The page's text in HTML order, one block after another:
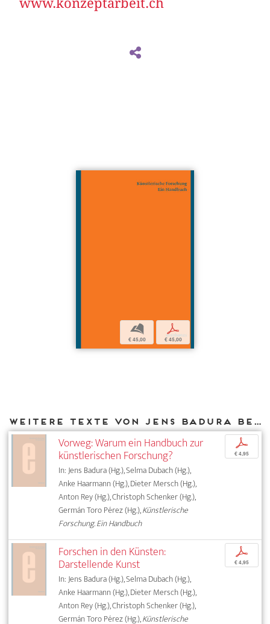
www.konzeptarbeit.ch
b
€ 45,00
p
€ 45,00
Weitere Texte von Jens Badura bei DIAPHANES
Vorweg: Warum ein Handbuch zur
künstlerischen Forschung?
In: Jens Badura (Hg.), Selma Dubach (Hg.),
Anke Haarmann (Hg.), Dieter Mersch (Hg.),
Anton Rey (Hg.), Christoph Schenker (Hg.),
Germán Toro Pérez (Hg.),Künstlerische
Forschung. Ein Handbuch
p
€ 4,95
Forschen in den Künsten:
Darstellende Kunst
In: Jens Badura (Hg.), Selma Dubach (Hg.),
Anke Haarmann (Hg.), Dieter Mersch (Hg.),
Anton Rey (Hg.), Christoph Schenker (Hg.),
Germán Toro Pérez (Hg.),Künstlerische
p
€ 4,95